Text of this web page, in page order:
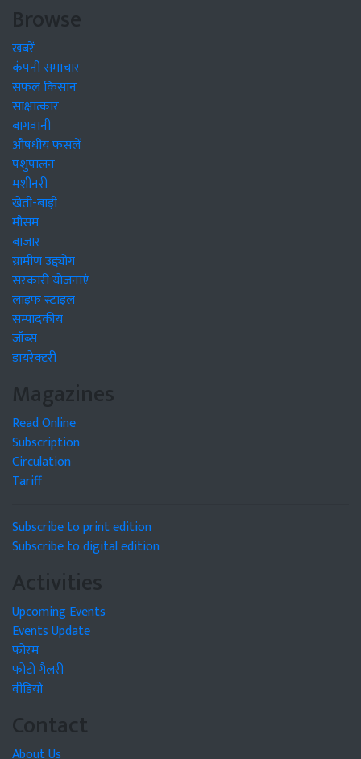
Browse
खबरें
कंपनी समाचार
सफल किसान
साक्षात्कार
बागवानी
औषधीय फसलें
पशुपालन
मशीनरी
खेती-बाड़ी
मौसम
बाजार
ग्रामीण उद्द्योग
सरकारी योजनाएं
लाइफ स्टाइल
सम्पादकीय
जॉब्स
डायरेक्टरी
Magazines
Read Online
Subscription
Circulation
Tariff
Subscribe to print edition
Subscribe to digital edition
Activities
Upcoming Events
Events Update
फोरम
फोटो गैलरी
वीडियो
Contact